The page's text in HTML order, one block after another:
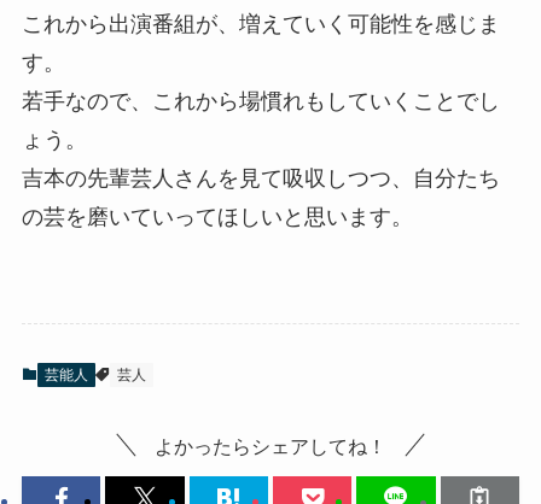
これから出演番組が、増えていく可能性を感じま
す。
若手なので、これから場慣れもしていくことでし
ょう。
吉本の先輩芸人さんを見て吸収しつつ、自分たち
の芸を磨いていってほしいと思います。
芸能人 芸人
よかったらシェアしてね！